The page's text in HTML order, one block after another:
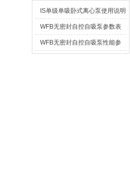
IS单级单吸卧式离心泵使用说明
书
WFB无密封自控自吸泵参数表
WFB无密封自控自吸泵性能参